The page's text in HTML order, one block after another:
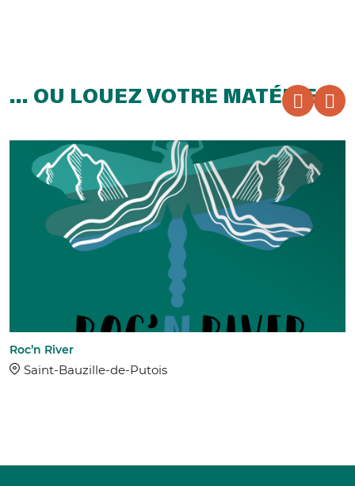
… OU LOUEZ VOTRE MATÉRIEL !
Roc’n River
Saint-Bauzille-de-Putois